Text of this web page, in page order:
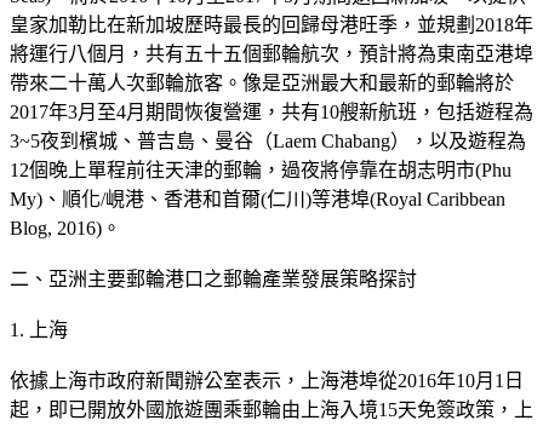
皇家加勒比在新加坡歷時最長的回歸母港旺季，並規劃2018年
將運行八個月，共有五十五個郵輪航次，預計將為東南亞港埠
帶來二十萬人次郵輪旅客。像是亞洲最大和最新的郵輪將於
2017年3月至4月期間恢復營運，共有10艘新航班，包括遊程為
3~5夜到檳城、普吉島、曼谷（Laem Chabang），以及遊程為
12個晚上單程前往天津的郵輪，過夜將停靠在胡志明市(Phu
My)、順化/峴港、香港和首爾(仁川)等港埠(Royal Caribbean
Blog, 2016)。
二、亞洲主要郵輪港口之郵輪產業發展策略探討
1. 上海
依據上海市政府新聞辦公室表示，上海港埠從2016年10月1日
起，即已開放外國旅遊團乘郵輪由上海入境15天免簽政策，上